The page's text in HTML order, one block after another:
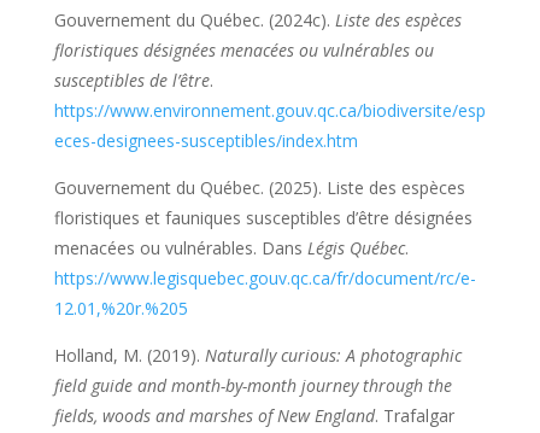
Gouvernement du Québec. (2024c). Liste des espèces
floristiques désignées menacées ou vulnérables ou
susceptibles de l’être.
https://www.environnement.gouv.qc.ca/biodiversite/esp
eces-designees-susceptibles/index.htm
Gouvernement du Québec. (2025). Liste des espèces
floristiques et fauniques susceptibles d’être désignées
menacées ou vulnérables. Dans Légis Québec.
https://www.legisquebec.gouv.qc.ca/fr/document/rc/e-
12.01,%20r.%205
Holland, M. (2019). Naturally curious: A photographic
field guide and month-by-month journey through the
fields, woods and marshes of New England. Trafalgar